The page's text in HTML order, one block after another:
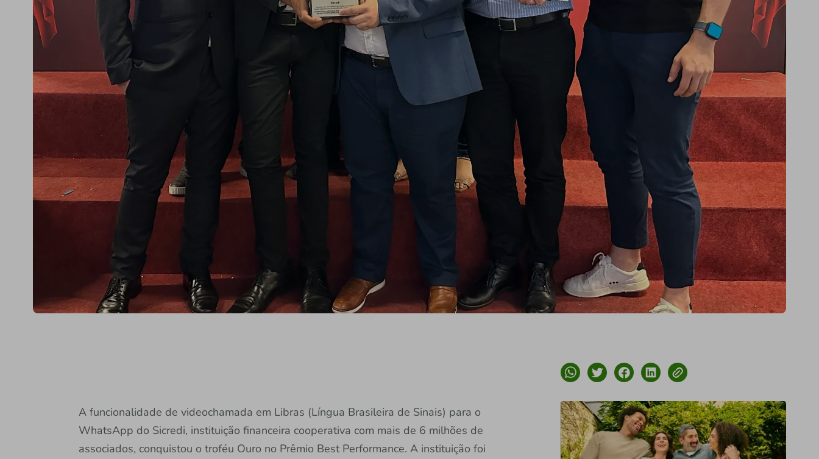
A funcionalidade de videochamada em Libras (Língua Brasileira de Sinais) para o
WhatsApp do Sicredi, instituição financeira cooperativa com mais de 6 milhões de
associados, conquistou o troféu Ouro no Prêmio Best Performance. A instituição foi